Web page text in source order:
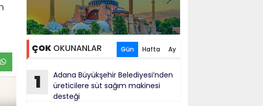
ÇOK OKUNANLAR Gün Hafta Ay
1
Adana Büyükşehir Belediyesi’nden
üreticilere süt sağım makinesi
desteği